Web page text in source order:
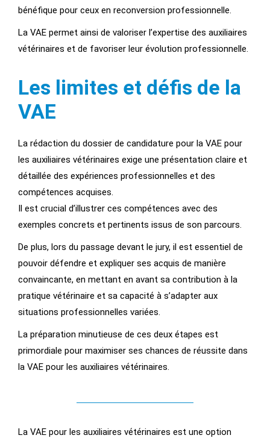
bénéfique pour ceux en reconversion professionnelle.
La VAE permet ainsi de valoriser l’expertise des auxiliaires
vétérinaires et de favoriser leur évolution professionnelle.
Les limites et défis de la
VAE
La rédaction du dossier de candidature pour la VAE pour
les auxiliaires vétérinaires exige une présentation claire et
détaillée des expériences professionnelles et des
compétences acquises.
Il est crucial d’illustrer ces compétences avec des
exemples concrets et pertinents issus de son parcours.
De plus, lors du passage devant le jury, il est essentiel de
pouvoir défendre et expliquer ses acquis de manière
convaincante, en mettant en avant sa contribution à la
pratique vétérinaire et sa capacité à s’adapter aux
situations professionnelles variées.
La préparation minutieuse de ces deux étapes est
primordiale pour maximiser ses chances de réussite dans
la VAE pour les auxiliaires vétérinaires.
La VAE pour les auxiliaires vétérinaires est une option